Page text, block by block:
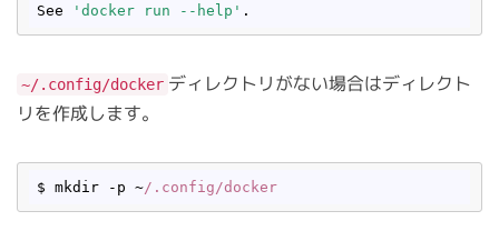
See 'docker run --help'
~/.config/docker ディレクトリがない場合はディレクト
リを作成します。
$ mkdir -p ~/.config/docker